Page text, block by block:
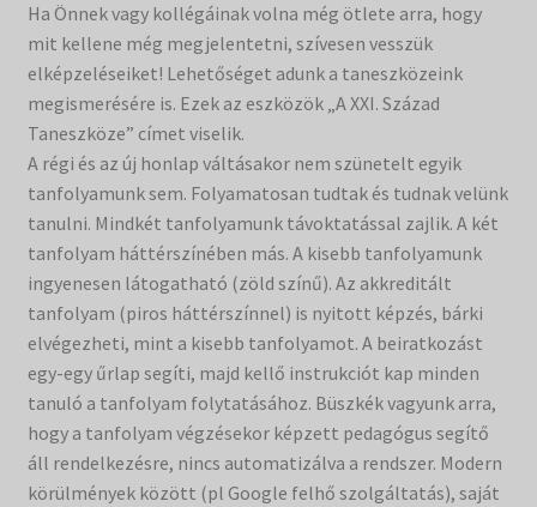
Ha Önnek vagy kollégáinak volna még ötlete arra, hogy
mit kellene még megjelentetni, szívesen vesszük
elképzeléseiket! Lehetőséget adunk a taneszközeink
megismerésére is. Ezek az eszközök „A XXI. Század
Taneszköze” címet viselik.
A régi és az új honlap váltásakor nem szünetelt egyik
tanfolyamunk sem. Folyamatosan tudtak és tudnak velünk
tanulni. Mindkét tanfolyamunk távoktatással zajlik. A két
tanfolyam háttérszínében más. A kisebb tanfolyamunk
ingyenesen látogatható (zöld színű). Az akkreditált
tanfolyam (piros háttérszínnel) is nyitott képzés, bárki
elvégezheti, mint a kisebb tanfolyamot. A beiratkozást
egy-egy űrlap segíti, majd kellő instrukciót kap minden
tanuló a tanfolyam folytatásához. Büszkék vagyunk arra,
hogy a tanfolyam végzésekor képzett pedagógus segítő
áll rendelkezésre, nincs automatizálva a rendszer. Modern
körülmények között (pl Google felhő szolgáltatás), saját